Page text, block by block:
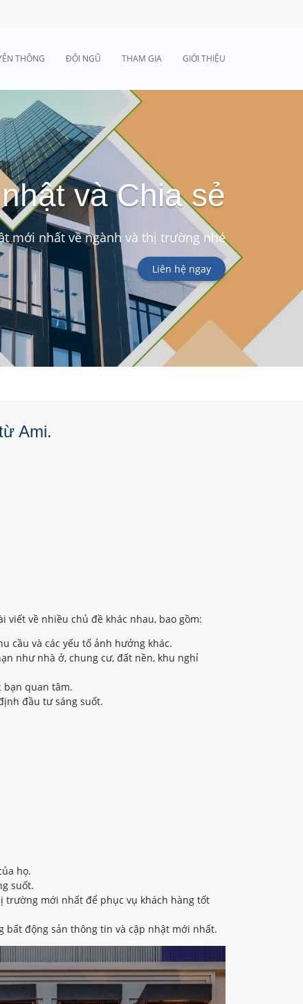
THÔNG ĐỘI NGŨ THAM GIA GIỚI THIỆU
và Chia sẻ
mới nhất về ngành và thị trường nhé
Liên hệ ngay
Ami.
về nhiều chủ đề khác nhau, bao gồm:
cầu và các yếu tố ảnh hưởng khác.
như nhà ở, chung cư, đất nền, khu nghỉ
bạn quan tâm.
đầu tư sáng suốt.
họ.
suốt.
trường mới nhất để phục vụ khách hàng tốt
động sản thông tin và cập nhật mới nhất.